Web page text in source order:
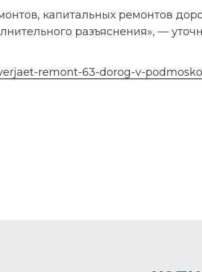
капитальных ремонтов
разъяснения», —
remont-63-dorog-v-